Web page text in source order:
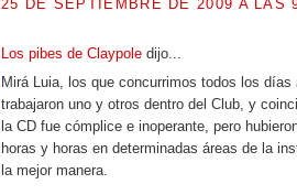
25 DE SEPTIEMBRE DE 2009 A LAS
Los pibes de Claypole dijo...
Mirá Luia, los que concurrimos todos los
trabajaron uno y otros dentro del Club, y
la CD fue cómplice e inoperante, pero
horas y horas en determinadas áreas de la
la mejor manera.